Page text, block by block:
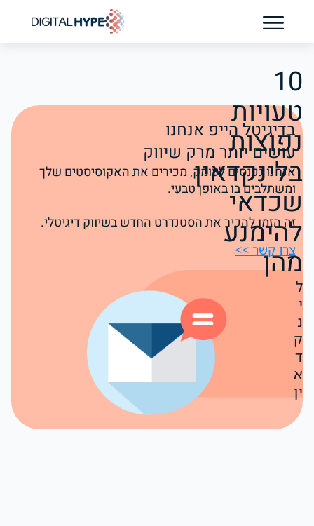
בדיגיטל הייפ אנחנו
עושים יותר מרק שיווק
אנחנו נכנסים לעומק, מכירים את האקוסיסטים שלך
ומשתלבים בו באופן טבעי.
זה הזמן להכיר את הסטנדרט החדש בשיווק דיגיטלי.
צרו קשר >>
10
טעויות
נפוצות
בלינקדאין
שכדאי
להימנע
מהן
ל
י
נ
ק
ד
א
ין